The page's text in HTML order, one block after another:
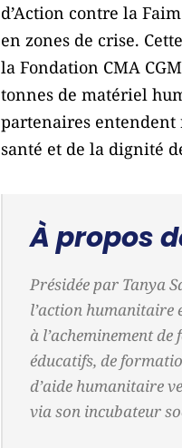
d’Action contre la
en zones de crise.
la Fondation CMA
tonnes de matériel
partenaires entendent
santé et de la dignité
À propos
Présidée par Tanya
l’action humanitaire
à l’acheminement
éducatifs, de
d’aide humanitaire
via son incubateur